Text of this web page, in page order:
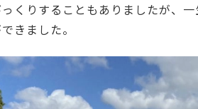
くりすることもありましたが、
きました。